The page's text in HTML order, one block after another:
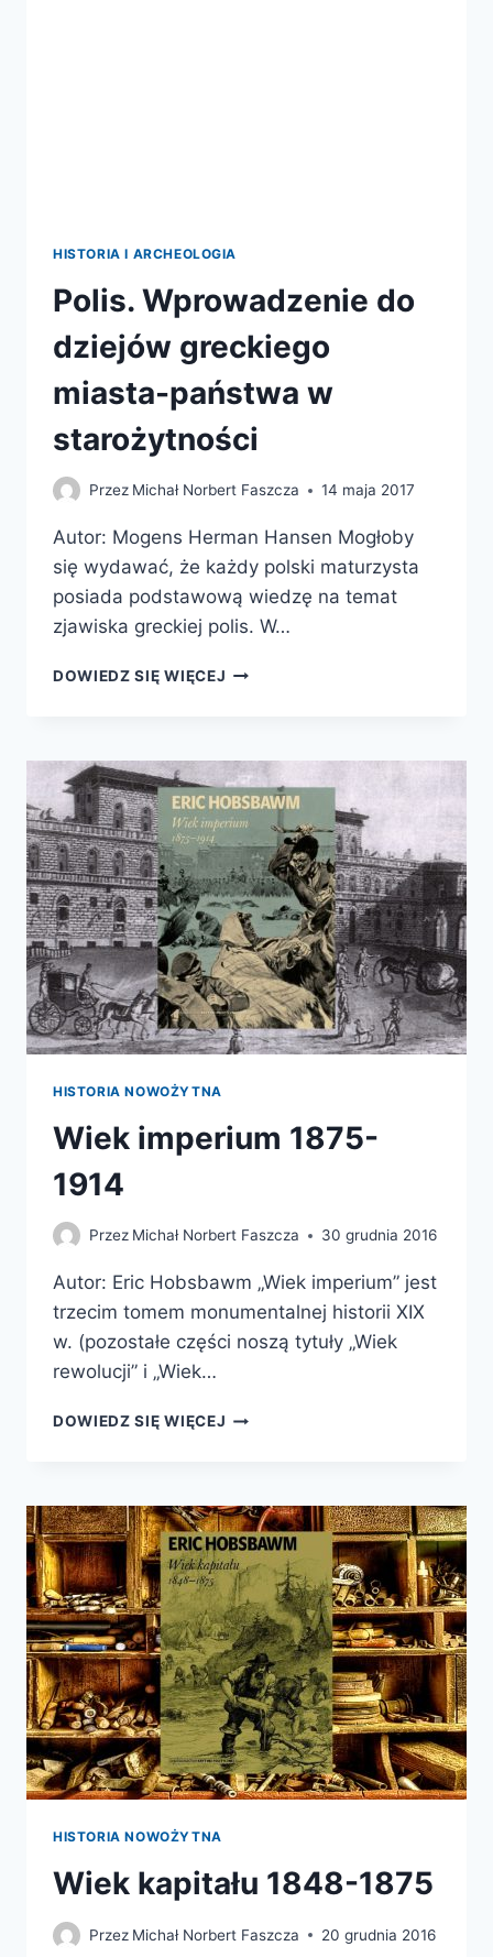
HISTORIA I ARCHEOLOGIA
Polis. Wprowadzenie do
dziejów greckiego
miasta-państwa w
starożytności
Przez Michał Norbert Faszcza 14 maja 2017
Autor: Mogens Herman Hansen Mogłoby
się wydawać, że każdy polski maturzysta
posiada podstawową wiedzę na temat
zjawiska greckiej polis. W…
DOWIEDZ SIĘ WIĘCEJ POLIS.
GRECKIEGO
MIASTA-
PAŃSTWA
W
STAROŻYTNOŚCI
HISTORIA NOWOŻYTNA
Wiek imperium 1875-
1914
Przez Michał Norbert Faszcza 30 grudnia 2016
Autor: Eric Hobsbawm „Wiek imperium” jest
trzecim tomem monumentalnej historii XIX
w. (pozostałe części noszą tytuły „Wiek
rewolucji” i „Wiek…
DOWIEDZ SIĘ WIĘCEJ WIEK
HISTORIA NOWOŻYTNA
Wiek kapitału 1848-1875
Przez Michał Norbert Faszcza 20 grudnia 2016